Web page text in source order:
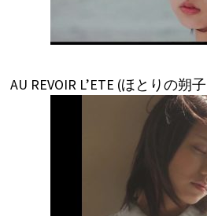
AU REVOIR L’ETE (ほとりの朔